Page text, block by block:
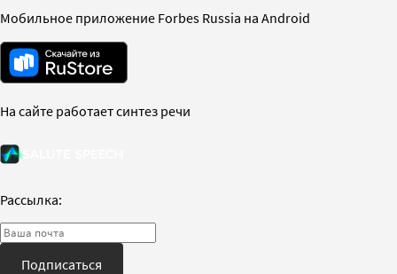
Мобильное приложение Forbes Russia на Android
На сайте работает синтез речи
Рассылка:
Подписаться